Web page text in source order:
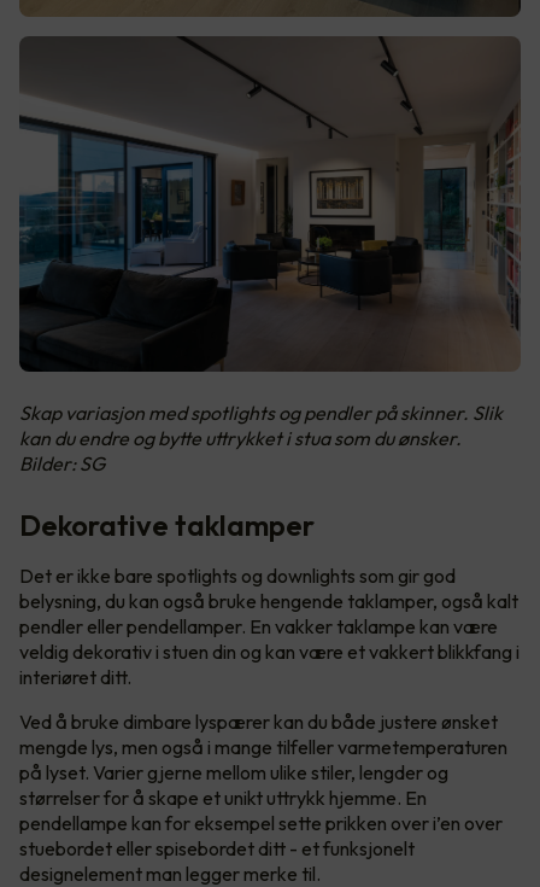
Skap variasjon med spotlights og pendler på skinner. Slik
kan du endre og bytte uttrykket i stua som du ønsker.
Bilder: SG
Dekorative taklamper
Det er ikke bare spotlights og downlights som gir god
belysning, du kan også bruke hengende taklamper, også kalt
pendler eller pendellamper. En vakker taklampe kan være
veldig dekorativ i stuen din og kan være et vakkert blikkfang i
interiøret ditt.
Ved å bruke dimbare lyspærer kan du både justere ønsket
mengde lys, men også i mange tilfeller varmetemperaturen
på lyset. Varier gjerne mellom ulike stiler, lengder og
størrelser for å skape et unikt uttrykk hjemme. En
pendellampe kan for eksempel sette prikken over i’en over
stuebordet eller spisebordet ditt - et funksjonelt
designelement man legger merke til.